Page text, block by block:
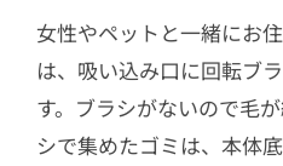
女性やペットと一緒にお
は、吸い込み口に回転ブ
す。ブラシがないので毛
シで集めたゴミは、本体